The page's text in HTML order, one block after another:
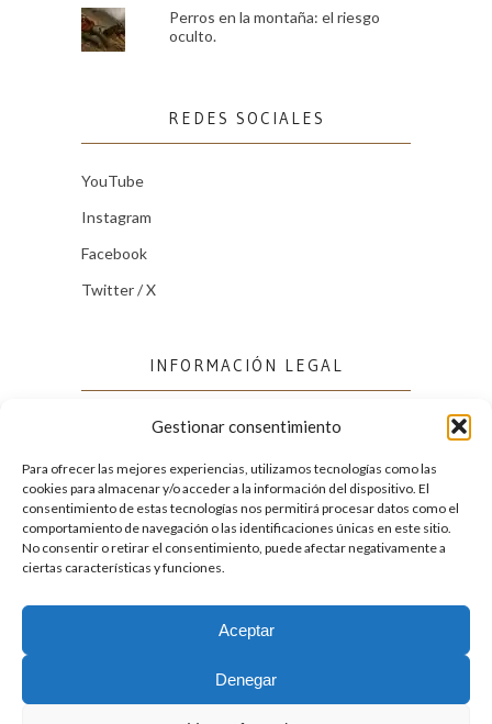
Gestionar consentimiento
Para ofrecer las mejores experiencias, utilizamos tecnologías como las
cookies para almacenar y/o acceder a la información del dispositivo. El
consentimiento de estas tecnologías nos permitirá procesar datos como el
comportamiento de navegación o las identificaciones únicas en este sitio.
No consentir o retirar el consentimiento, puede afectar negativamente a
ciertas características y funciones.
Aceptar
Denegar
Perros en la montaña: el riesgo
oculto.
REDES SOCIALES
YouTube
Instagram
Facebook
Twitter / X
INFORMACIÓN LEGAL
Política de cookies (UE)
Política de privacidad
FACEBOOK